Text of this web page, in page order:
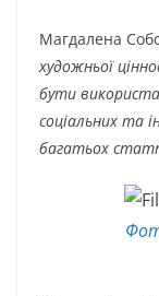
Магдалена
художньої
бути
соціальних та
багатьох